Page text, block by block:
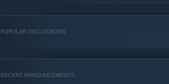
POPULAR DISCUSSIONS
RECENT ANNOUNCEMENTS